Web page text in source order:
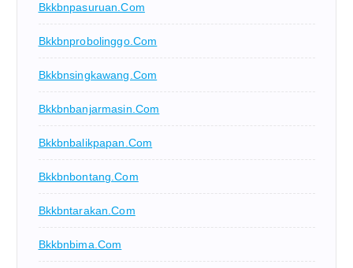
Bkkbnpasuruan.com
Bkkbnprobolinggo.com
Bkkbnsingkawang.com
Bkkbnbanjarmasin.com
Bkkbnbalikpapan.com
Bkkbnbontang.com
Bkkbntarakan.com
Bkkbnbima.com